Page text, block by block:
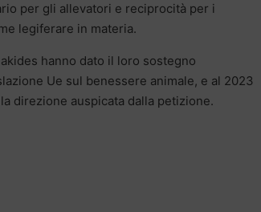
per gli allevatori e reciprocità per i
legiferare in materia.
hanno dato il loro sostegno
Ue sul benessere animale, e al 2023
direzione auspicata dalla petizione.